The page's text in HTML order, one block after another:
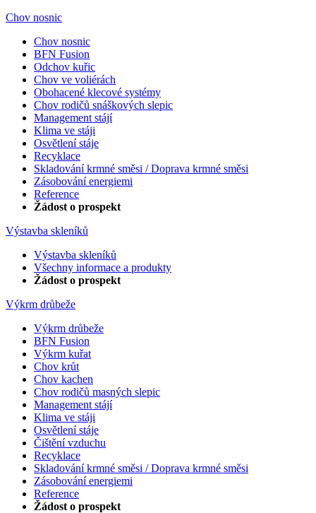
Chov nosnic
Chov nosnic
BFN Fusion
Odchov kuřic
Chov ve voliérách
Obohacené klecové systémy
Chov rodičů snáškových slepic
Management stájí
Klima ve stáji
Osvětlení stáje
Recyklace
Skladování krmné směsi / Doprava krmné směsi
Zásobování energiemi
Reference
Žádost o prospekt
Výstavba skleníků
Výstavba skleníků
Všechny informace a produkty
Žádost o prospekt
Výkrm drůbeže
Výkrm drůbeže
BFN Fusion
Výkrm kuřat
Chov krůt
Chov kachen
Chov rodičů masných slepic
Management stájí
Klima ve stáji
Osvětlení stáje
Čištění vzduchu
Recyklace
Skladování krmné směsi / Doprava krmné směsi
Zásobování energiemi
Reference
Žádost o prospekt